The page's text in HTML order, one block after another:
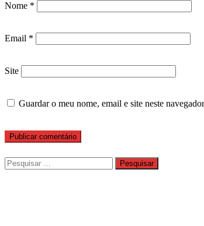
Nome *
Email *
Site
Guardar o meu nome, email e site neste
Pesquisar
por: